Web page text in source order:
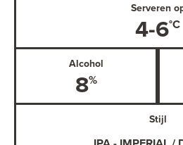
Serveren
4-6
Alcohol
8
Stijl